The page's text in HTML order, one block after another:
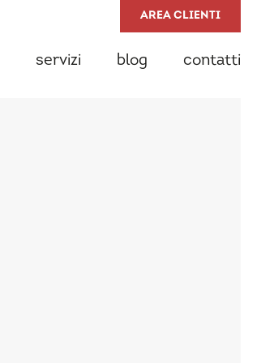
AREA CLIENTI
servizi blog contatti